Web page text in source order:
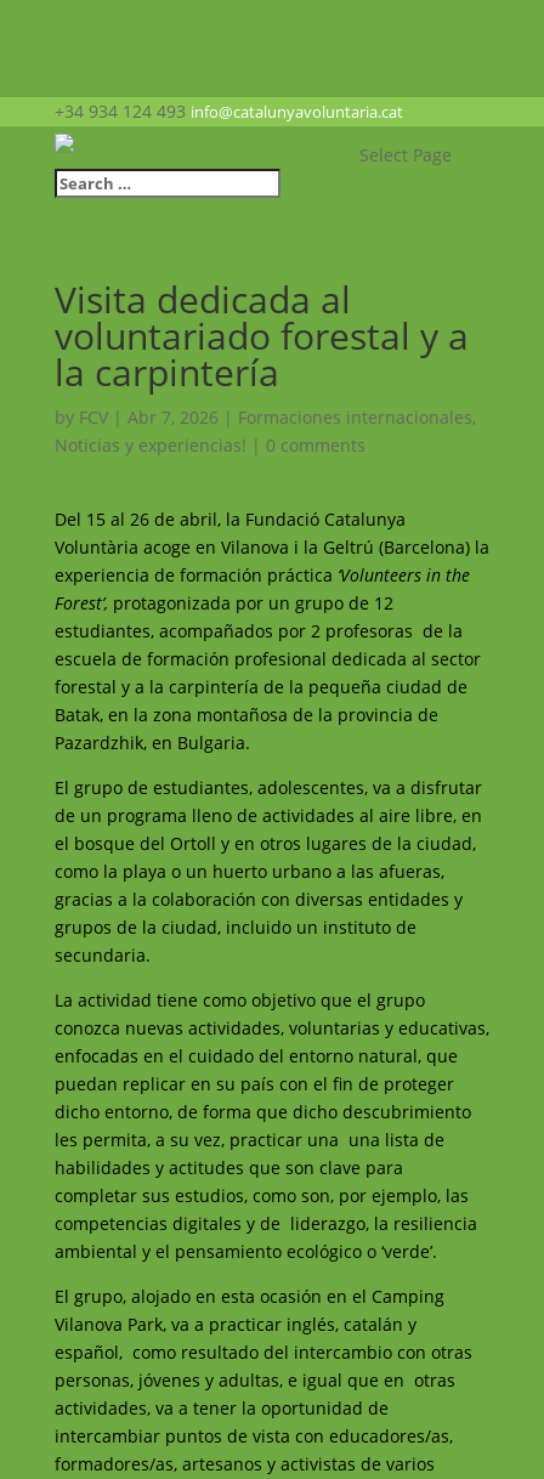
+34 934 124 493 info@catalunyavoluntaria.cat
Select Page
Visita dedicada al
voluntariado forestal y a
la carpintería
by FCV| Abr 7, 2026 | Formaciones internacionales,
Noticias y experiencias! | 0 comments
Del 15 al 26 de abril, la Fundació Catalunya
Voluntària acoge en Vilanova i la Geltrú (Barcelona) la
experiencia de formación práctica ‘Volunteers in the
Forest’, protagonizada por un grupo de 12
estudiantes, acompañados por 2 profesoras de la
escuela de formación profesional dedicada al sector
forestal y a la carpintería de la pequeña ciudad de
Batak, en la zona montañosa de la provincia de
Pazardzhik, en Bulgaria.
El grupo de estudiantes, adolescentes, va a disfrutar
de un programa lleno de actividades al aire libre, en
el bosque del Ortoll y en otros lugares de la ciudad,
como la playa o un huerto urbano a las afueras,
gracias a la colaboración con diversas entidades y
grupos de la ciudad, incluido un instituto de
secundaria.
La actividad tiene como objetivo que el grupo
conozca nuevas actividades, voluntarias y educativas,
enfocadas en el cuidado del entorno natural, que
puedan replicar en su país con el fin de proteger
dicho entorno, de forma que dicho descubrimiento
les permita, a su vez, practicar una una lista de
habilidades y actitudes que son clave para
completar sus estudios, como son, por ejemplo, las
competencias digitales y de liderazgo, la resiliencia
ambiental y el pensamiento ecológico o ‘verde’.
El grupo, alojado en esta ocasión en el Camping
Vilanova Park, va a practicar inglés, catalán y
español, como resultado del intercambio con otras
personas, jóvenes y adultas, e igual que en otras
actividades, va a tener la oportunidad de
intercambiar puntos de vista con educadores/as,
formadores/as, artesanos y activistas de varios